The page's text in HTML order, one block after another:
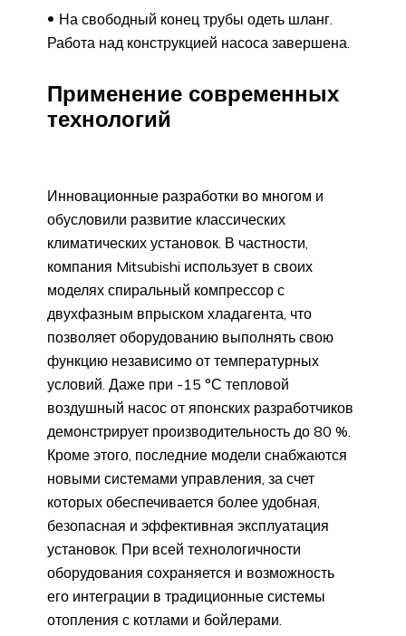
На свободный конец трубы одеть шланг.
Работа над конструкцией насоса завершена.
Применение современных
технологий
Инновационные разработки во многом и
обусловили развитие классических
климатических установок. В частности,
компания Mitsubishi использует в своих
моделях спиральный компрессор с
двухфазным впрыском хладагента, что
позволяет оборудованию выполнять свою
функцию независимо от температурных
условий. Даже при -15 °С тепловой
воздушный насос от японских разработчиков
демонстрирует производительность до 80 %.
Кроме этого, последние модели снабжаются
новыми системами управления, за счет
которых обеспечивается более удобная,
безопасная и эффективная эксплуатация
установок. При всей технологичности
оборудования сохраняется и возможность
его интеграции в традиционные системы
отопления с котлами и бойлерами.